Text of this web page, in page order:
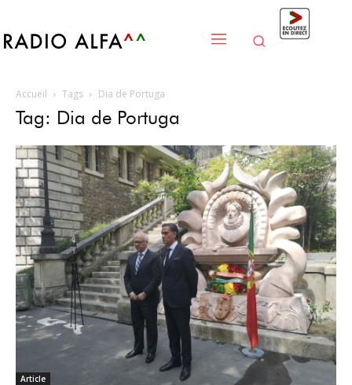
Accueil Tags Dia de Portuga
Tag: Dia de Portuga
Article